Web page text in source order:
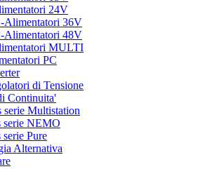
24V
Alimentatori 36V
Alimentatori 48V
MULTI
PC
di Tensione
Continuita'
serie Multistation
serie NEMO
Pure
Alternativa